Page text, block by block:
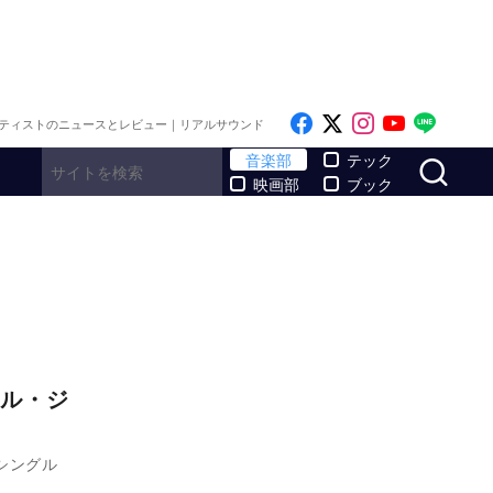
ィストのニュースとレビュー｜リアルサウンド Like on Facebook
Follow on x
Follow on
Follow
音楽部
映画部
テック
ブック
・ジ
ングル